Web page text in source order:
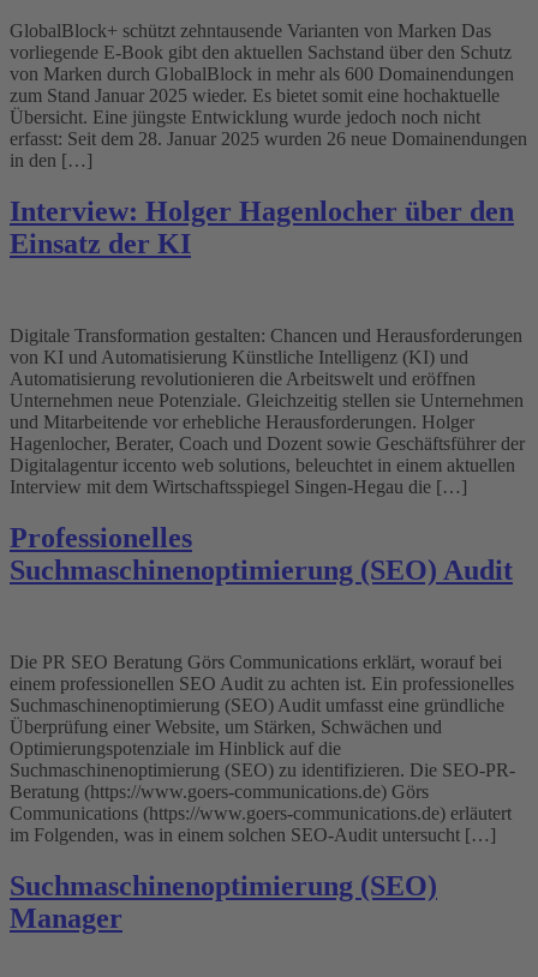
GlobalBlock+ schützt zehntausende Varianten von Marken Das
vorliegende E-Book gibt den aktuellen Sachstand über den Schutz
von Marken durch GlobalBlock in mehr als 600 Domainendungen
zum Stand Januar 2025 wieder. Es bietet somit eine hochaktuelle
Übersicht. Eine jüngste Entwicklung wurde jedoch noch nicht
erfasst: Seit dem 28. Januar 2025 wurden 26 neue Domainendungen
in den […]
Interview: Holger Hagenlocher über den
Einsatz der KI
Digitale Transformation gestalten: Chancen und Herausforderungen
von KI und Automatisierung Künstliche Intelligenz (KI) und
Automatisierung revolutionieren die Arbeitswelt und eröffnen
Unternehmen neue Potenziale. Gleichzeitig stellen sie Unternehmen
und Mitarbeitende vor erhebliche Herausforderungen. Holger
Hagenlocher, Berater, Coach und Dozent sowie Geschäftsführer der
Digitalagentur iccento web solutions, beleuchtet in einem aktuellen
Interview mit dem Wirtschaftsspiegel Singen-Hegau die […]
Professionelles
Suchmaschinenoptimierung (SEO) Audit
Die PR SEO Beratung Görs Communications erklärt, worauf bei
einem professionellen SEO Audit zu achten ist. Ein professionelles
Suchmaschinenoptimierung (SEO) Audit umfasst eine gründliche
Überprüfung einer Website, um Stärken, Schwächen und
Optimierungspotenziale im Hinblick auf die
Suchmaschinenoptimierung (SEO) zu identifizieren. Die SEO-PR-
Beratung (https://www.goers-communications.de) Görs
Communications (https://www.goers-communications.de) erläutert
im Folgenden, was in einem solchen SEO-Audit untersucht […]
Suchmaschinenoptimierung (SEO)
Manager